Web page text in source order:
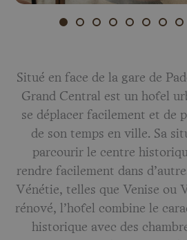
Situé en face de la gare de
Grand Central est un hôtel
se déplacer facilement et de
de son temps en ville. Sa
parcourir le centre
rendre facilement dans
Vénétie, telles que Venise ou
rénové, l’hôtel combine le
historique avec des